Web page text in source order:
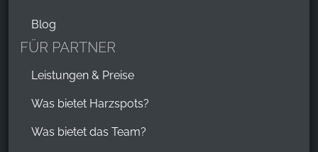
Blog
FÜR PARTNER
Leistungen & Preise
Was bietet Harzspots?
Was bietet das Team?